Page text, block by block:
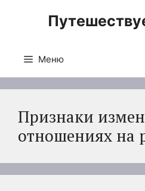
Меню
Признаки
отношениях на